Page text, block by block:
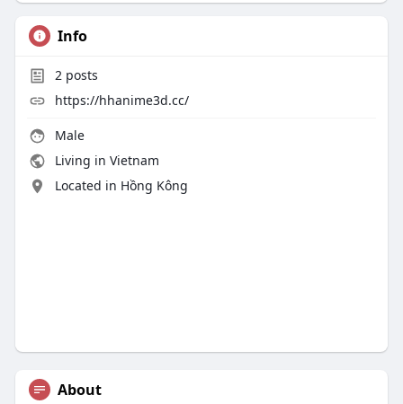
Info
2posts
https://hhanime3d.cc/
Male
Living in Vietnam
Located in Hồng Kông
About